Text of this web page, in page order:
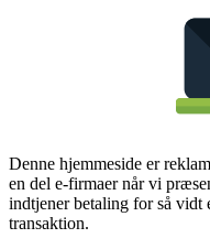
Denne hjemmeside er
en del e-firmaer når vi
indtjener betaling for så vidt
transaktion.